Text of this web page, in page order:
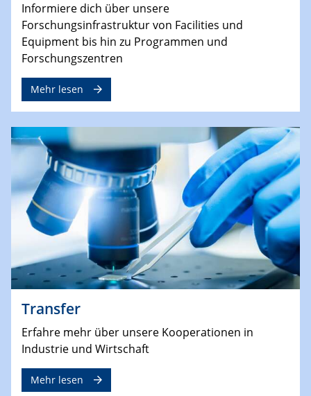
Informiere dich über unsere
Forschungsinfrastruktur von Facilities und
Equipment bis hin zu Programmen und
Forschungszentren
Mehr lesen
Transfer
Erfahre mehr über unsere Kooperationen in
Industrie und Wirtschaft
Mehr lesen